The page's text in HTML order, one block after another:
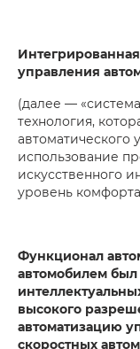
управления
(далее —
технология,
автоматического
использование
искусственного
уровень
Функционал
автомобилем был
высокого
автоматизацию
скоростных